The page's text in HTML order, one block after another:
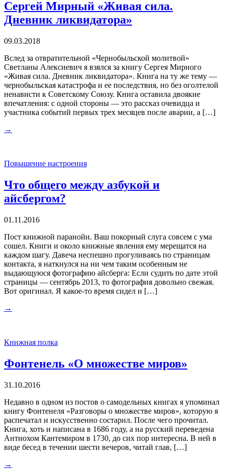
Сергей Мирный «Живая сила.
Дневник ликвидатора»
09.03.2018
Вслед за отвратительной «Чернобыльской молитвой»
Светланы Алексиевич я взялся за книгу Сергея Мирного
«Живая сила. Дневник ликвидатора». Книга на ту же тему —
чернобыльская катастрофа и ее последствия, но без оголтелой
ненависти к Советскому Союзу. Книга оставила двоякие
впечатления: с одной стороны — это рассказ очевидца и
участника событий первых трех месяцев после аварии, а […]
→
Повышение настроения
Что общего между азбукой и
айсбергом?
01.11.2016
Пост книжной паранойи. Ваш покорный слуга совсем с ума
сошел. Книги и около книжные явления ему мерещатся на
каждом шагу. Давеча неспешно прогуливаясь по страницам
контакта, я наткнулся на ни чем таким особенным не
выдающуюся фотографию айсберга: Если судить по дате этой
страницы — сентябрь 2013, то фотография довольно свежая.
Вот оригинал. Я какое-то время сидел и […]
→
Книжная полка
Фонтенель «О множестве миров»
31.10.2016
Недавно в одном из постов о самодельных книгах я упоминал
книгу Фонтенеля «Разговоры о множестве миров», которую я
распечатал и искусственно состарил. После чего прочитал.
Книга, хоть и написана в 1686 году, а на русский переведена
Антиохом Кантемиром в 1730, до сих пор интересна. В ней в
виде бесед в течении шести вечеров, читай глав, […]
→